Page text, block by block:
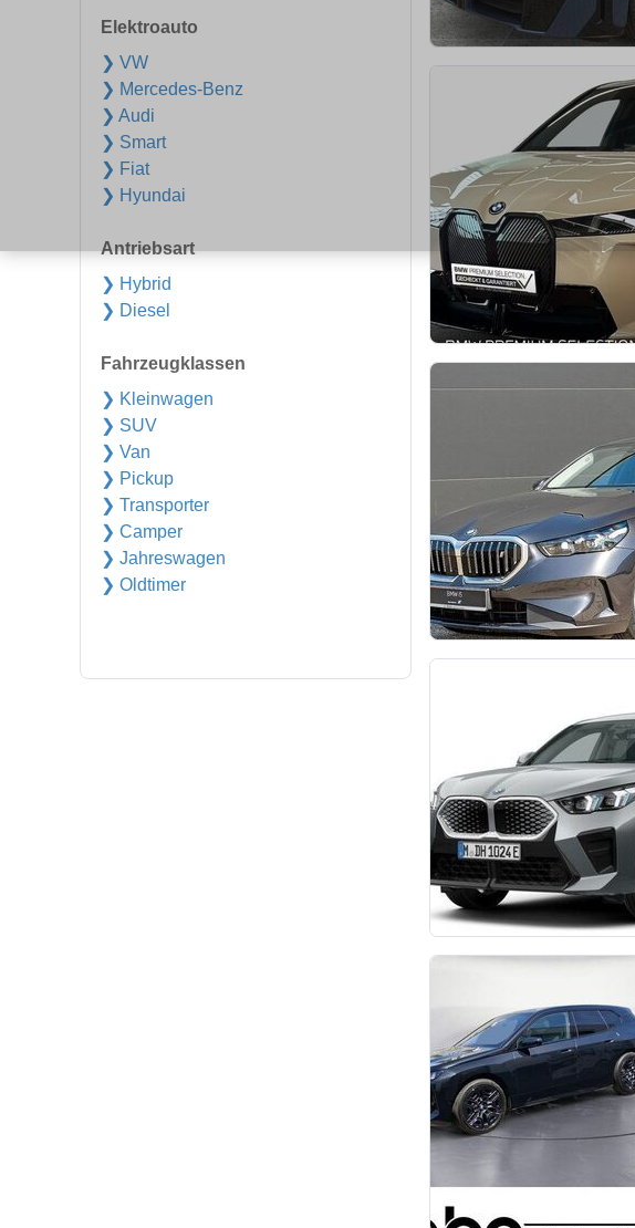
Elektroauto
❯ VW
❯ Mercedes-Benz
❯ Audi
❯ Smart
❯ Fiat
❯ Hyundai
Antriebsart
❯ Hybrid
❯ Diesel
Fahrzeugklassen
❯ Kleinwagen
❯ SUV
❯ Van
❯ Pickup
❯ Transporter
❯ Camper
❯ Jahreswagen
❯ Oldtimer